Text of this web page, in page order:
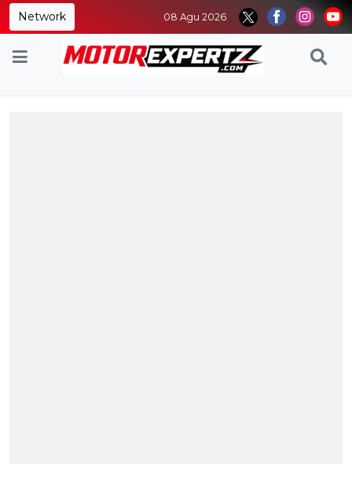
Network 08 Agu 2026